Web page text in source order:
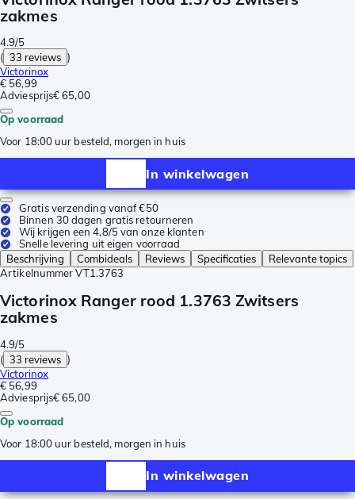
zakmes
4.9/5
( 33 reviews )
Victorinox
€ 56,99
Adviesprijs€ 65,00
Op voorraad
Voor 18:00 uur besteld, morgen in huis
In winkelwagen
Gratis verzending vanaf €50
Binnen 30 dagen gratis retourneren
Wij krijgen een 4,8/5 van onze klanten
Snelle levering uit eigen voorraad
Beschrijving
Combideals Reviews Specificaties
Relevante topics
Artikelnummer VT1.3763
Victorinox Ranger rood 1.3763 Zwitsers
zakmes
4.9/5
( 33 reviews )
Victorinox
€ 56,99
Adviesprijs€ 65,00
Op voorraad
Voor 18:00 uur besteld, morgen in huis
In winkelwagen